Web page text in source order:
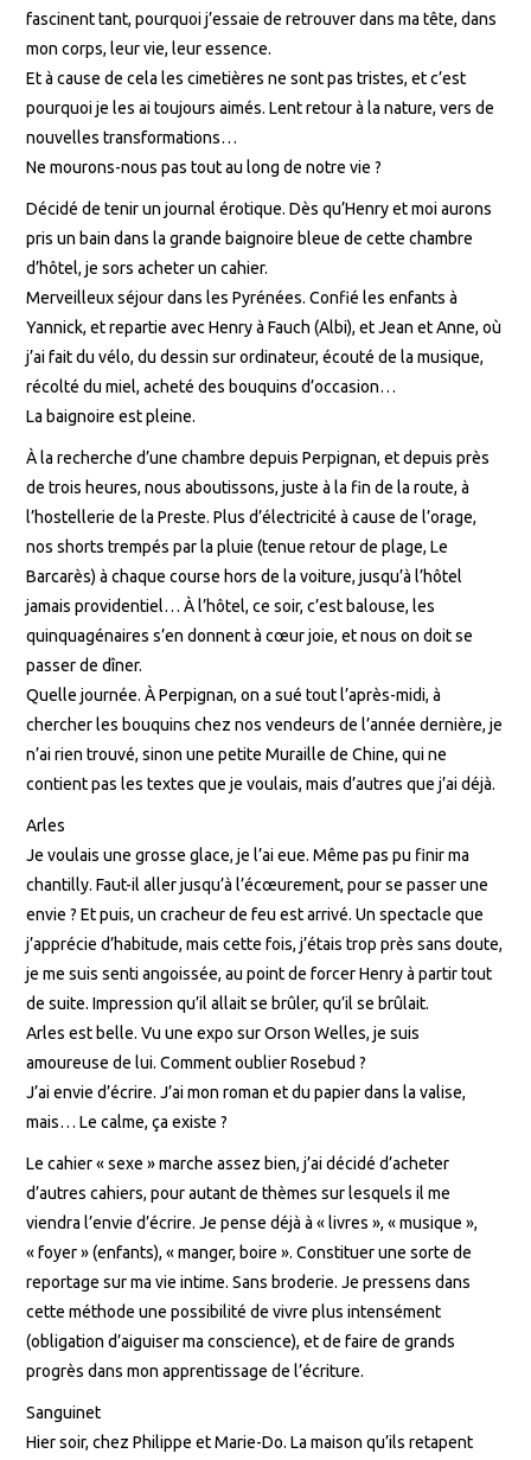
fascinent tant, pourquoi j’essaie de retrouver dans ma tête, dans
mon corps, leur vie, leur essence.
Et à cause de cela les cimetières ne sont pas tristes, et c’est
pourquoi je les ai toujours aimés. Lent retour à la nature, vers de
nouvelles transformations…
Ne mourons-nous pas tout au long de notre vie ?
Décidé de tenir un journal érotique. Dès qu’Henry et moi aurons
pris un bain dans la grande baignoire bleue de cette chambre
d’hôtel, je sors acheter un cahier.
Merveilleux séjour dans les Pyrénées. Confié les enfants à
Yannick, et repartie avec Henry à Fauch (Albi), et Jean et Anne, où
j’ai fait du vélo, du dessin sur ordinateur, écouté de la musique,
récolté du miel, acheté des bouquins d’occasion…
La baignoire est pleine.
À la recherche d’une chambre depuis Perpignan, et depuis près
de trois heures, nous aboutissons, juste à la fin de la route, à
l’hostellerie de la Preste. Plus d’électricité à cause de l’orage,
nos shorts trempés par la pluie (tenue retour de plage, Le
Barcarès) à chaque course hors de la voiture, jusqu’à l’hôtel
jamais providentiel… À l’hôtel, ce soir, c’est balouse, les
quinquagénaires s’en donnent à cœur joie, et nous on doit se
passer de dîner.
Quelle journée. À Perpignan, on a sué tout l’après-midi, à
chercher les bouquins chez nos vendeurs de l’année dernière, je
n’ai rien trouvé, sinon une petite Muraille de Chine, qui ne
contient pas les textes que je voulais, mais d’autres que j’ai déjà.
Arles
Je voulais une grosse glace, je l’ai eue. Même pas pu finir ma
chantilly. Faut-il aller jusqu’à l’écœurement, pour se passer une
envie ? Et puis, un cracheur de feu est arrivé. Un spectacle que
j’apprécie d’habitude, mais cette fois, j’étais trop près sans doute,
je me suis senti angoissée, au point de forcer Henry à partir tout
de suite. Impression qu’il allait se brûler, qu’il se brûlait.
Arles est belle. Vu une expo sur Orson Welles, je suis
amoureuse de lui. Comment oublier Rosebud ?
J’ai envie d’écrire. J’ai mon roman et du papier dans la valise,
mais… Le calme, ça existe ?
Le cahier « sexe » marche assez bien, j’ai décidé d’acheter
d’autres cahiers, pour autant de thèmes sur lesquels il me
viendra l’envie d’écrire. Je pense déjà à « livres », « musique »,
« foyer » (enfants), « manger, boire ». Constituer une sorte de
reportage sur ma vie intime. Sans broderie. Je pressens dans
cette méthode une possibilité de vivre plus intensément
(obligation d’aiguiser ma conscience), et de faire de grands
progrès dans mon apprentissage de l’écriture.
Sanguinet
Hier soir, chez Philippe et Marie-Do. La maison qu’ils retapent